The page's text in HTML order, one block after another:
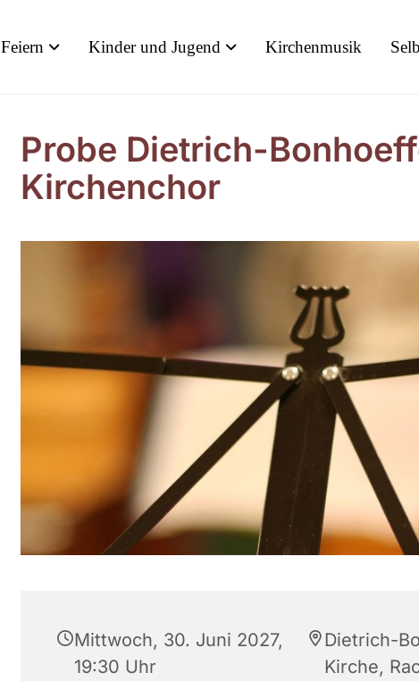
Feiern Kinder und Jugend Kirchenmusik
Probe Dietrich-
Kirchenchor
Mittwoch, 30. Juni 2027,
19:30 Uhr
Dietrich-
Kirche,